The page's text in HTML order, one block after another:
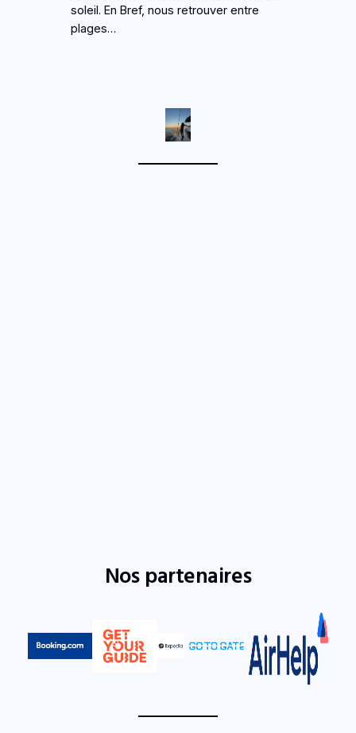
soleil. En Bref, nous retrouver entre
plages…
Nos partenaires